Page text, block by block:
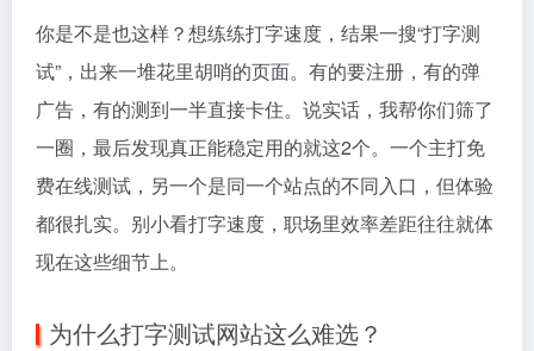
你是不是也这样？想练练打字速度，结果一搜“打字测
试”，出来一堆花里胡哨的页面。有的要注册，有的弹
广告，有的测到一半直接卡住。说实话，我帮你们筛了
一圈，最后发现真正能稳定用的就这2个。一个主打免
费在线测试，另一个是同一个站点的不同入口，但体验
都很扎实。别小看打字速度，职场里效率差距往往就体
现在这些细节上。
为什么打字测试网站这么难选？